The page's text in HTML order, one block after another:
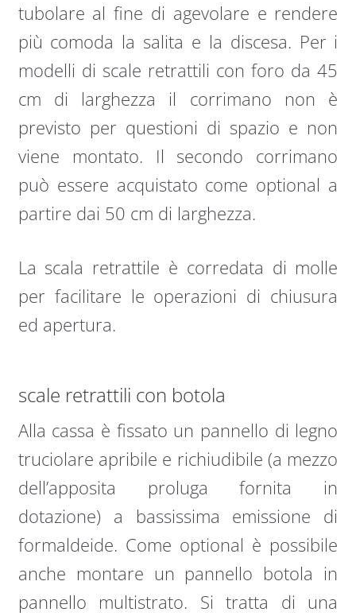
tubolare al fine di agevolare e rendere
più comoda la salita e la discesa. Per i
modelli di scale retrattili con foro da 45
cm di larghezza il corrimano non è
previsto per questioni di spazio e non
viene montato. Il secondo corrimano
può essere acquistato come optional a
partire dai 50 cm di larghezza.
La scala retrattile è corredata di molle
per facilitare le operazioni di chiusura
ed apertura.
scale retrattili con botola
Alla cassa è fissato un pannello di legno
truciolare apribile e richiudibile (a mezzo
dell’apposita proluga fornita in
dotazione) a bassissima emissione di
formaldeide. Come optional è possibile
anche montare un pannello botola in
pannello multistrato. Si tratta di una